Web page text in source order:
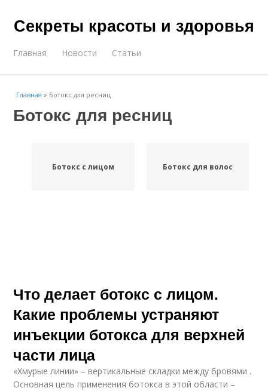
Секреты красоты и здоровья
Главная Новости Статьи
Главная » Ботокс для ресниц
Ботокс для ресниц
Ботокс с лицом Ботокс для волос
Что делает ботокс с лицом.
Какие проблемы устраняют
инъекции ботокса для верхней
части лица
«Хмурые линии» – вертикальные складки между бровями .
Основная цель применения ботокса в этой области –